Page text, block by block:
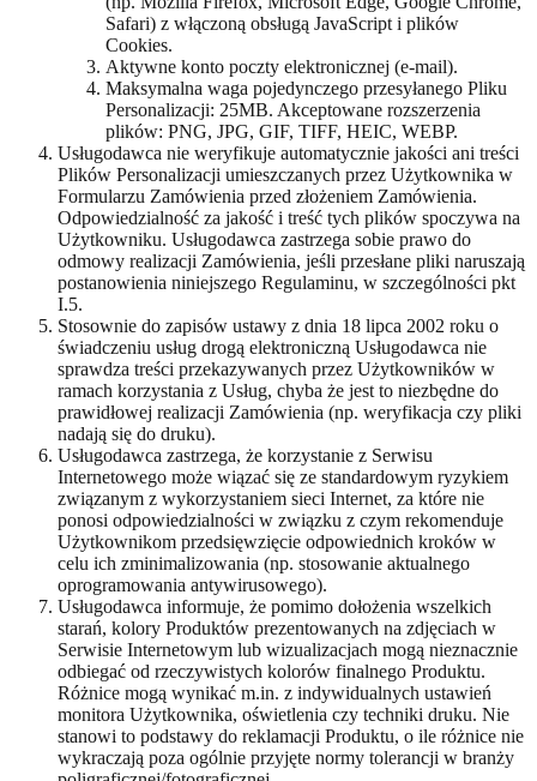
Safari) z włączoną obsługą JavaScript i plików
Cookies.
Aktywne konto poczty elektronicznej (e-mail).
Maksymalna waga pojedynczego przesyłanego Pliku
Personalizacji: 25MB. Akceptowane rozszerzenia
plików: PNG, JPG, GIF, TIFF, HEIC, WEBP.
Usługodawca nie weryfikuje automatycznie jakości ani treści
Plików Personalizacji umieszczanych przez Użytkownika w
Formularzu Zamówienia przed złożeniem Zamówienia.
Odpowiedzialność za jakość i treść tych plików spoczywa na
Użytkowniku. Usługodawca zastrzega sobie prawo do
odmowy realizacji Zamówienia, jeśli przesłane pliki naruszają
postanowienia niniejszego Regulaminu, w szczególności pkt
I.5.
Stosownie do zapisów ustawy z dnia 18 lipca 2002 roku o
świadczeniu usług drogą elektroniczną Usługodawca nie
sprawdza treści przekazywanych przez Użytkowników w
ramach korzystania z Usług, chyba że jest to niezbędne do
prawidłowej realizacji Zamówienia (np. weryfikacja czy pliki
nadają się do druku).
Usługodawca zastrzega, że korzystanie z Serwisu
Internetowego może wiązać się ze standardowym ryzykiem
związanym z wykorzystaniem sieci Internet, za które nie
ponosi odpowiedzialności w związku z czym rekomenduje
Użytkownikom przedsięwzięcie odpowiednich kroków w
celu ich zminimalizowania (np. stosowanie aktualnego
oprogramowania antywirusowego).
Usługodawca informuje, że pomimo dołożenia wszelkich
starań, kolory Produktów prezentowanych na zdjęciach w
Serwisie Internetowym lub wizualizacjach mogą nieznacznie
odbiegać od rzeczywistych kolorów finalnego Produktu.
Różnice mogą wynikać m.in. z indywidualnych ustawień
monitora Użytkownika, oświetlenia czy techniki druku. Nie
stanowi to podstawy do reklamacji Produktu, o ile różnice nie
wykraczają poza ogólnie przyjęte normy tolerancji w branży